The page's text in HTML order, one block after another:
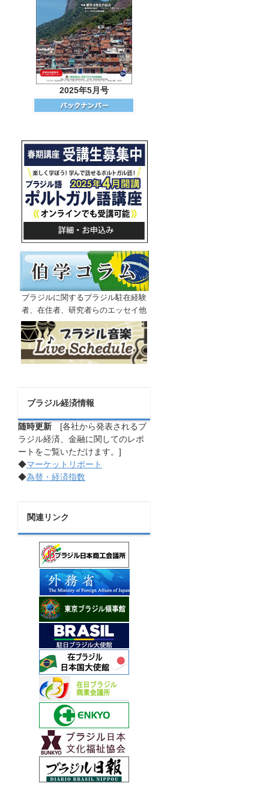
2025年5月号
ブラジルに関するブラジル駐在経験
者、在住者、研究者らのエッセイ他
ブラジル経済情報
随時更新 [各社から発表されるブ
ラジル経済、金融に関してのレポ
ートをご覧いただけます。]
◆マーケットリポート
◆為替・経済指数
関連リンク